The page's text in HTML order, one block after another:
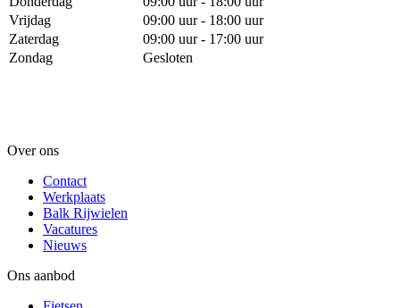
Vrijdag
09:00 uur - 18:00 uur
Zaterdag
09:00 uur - 17:00 uur
Zondag
Gesloten
Over ons
Contact
Werkplaats
Balk Rijwielen
Vacatures
Nieuws
Ons aanbod